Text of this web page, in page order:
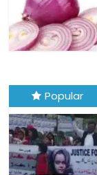
k
Popular